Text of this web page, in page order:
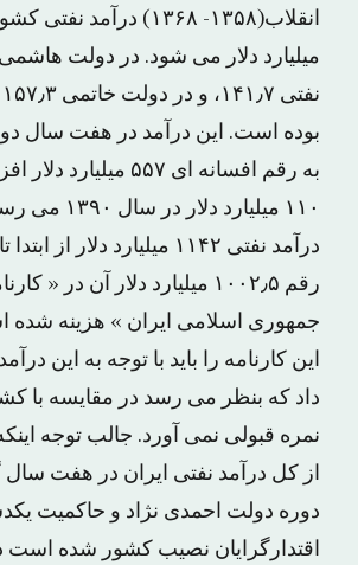
میلیارد دلار می شود. در دولت
بوده است. این درآمد در هفت سال
به رقم افسانه ای ۵۵۷
۱۱۰ میلیارد
رقم ۱۰۰۲٫۵ میلیارد دلار آن در «
جمهوری اسلامی ایران » هزینه شده
این کارنامه را باید با توجه به این
داد که بنظر می رسد در مقایسه با
نمره قبولی نمی آورد. جالب توجه
از کل درآمد نفتی ایران در هفت سال
دوره دولت احمدی نژاد و حاکمیت
اقتدارگرایان نصیب کشور شده است